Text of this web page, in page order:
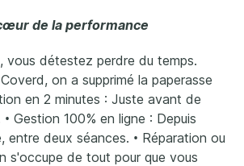
de la performance
vous détestez perdre du temps.
on a supprimé la paperasse
en 2 minutes : Juste avant de
Gestion 100% en ligne : Depuis
entre deux séances. • Réparation ou
s'occupe de tout pour que vous